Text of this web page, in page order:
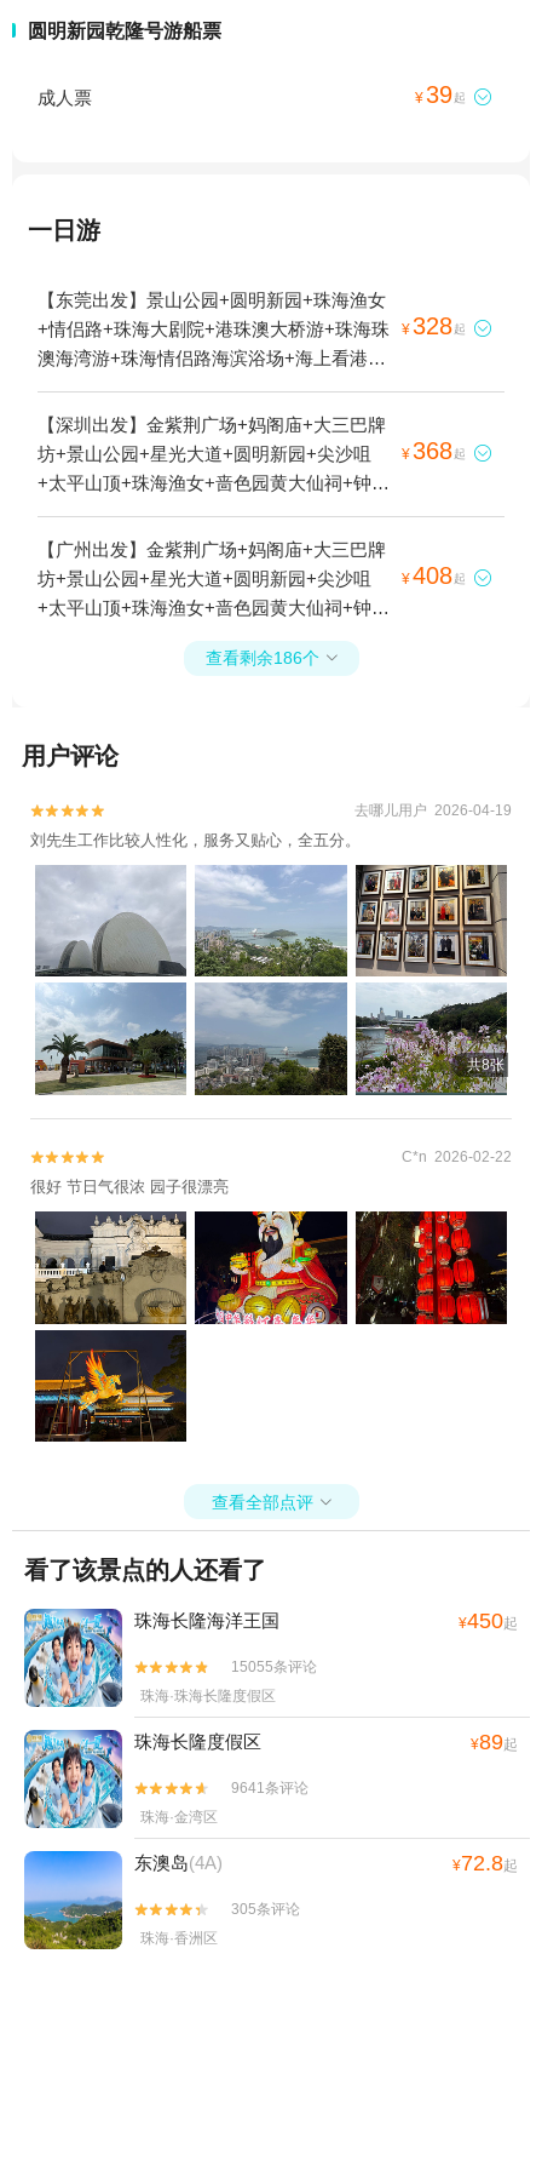
圆明新园乾隆号游船票
成人票 ¥39起 
一日游
【东莞出发】景山公园+圆明新园+珠海渔女
+情侣路+珠海大剧院+港珠澳大桥游+珠海珠
澳海湾游+珠海情侣路海滨浴场+海上看港珠
澳大桥1日游
¥328起 
【深圳出发】金紫荆广场+妈阁庙+大三巴牌
坊+景山公园+星光大道+圆明新园+尖沙咀
+太平山顶+珠海渔女+啬色园黄大仙祠+钟楼
+香港会议展览中心+澳门威尼斯人度假区
+天星小轮+澳门巴黎铁塔（澳门巴黎人）
+港珠澳大桥珠海公路口岸+西九文化区+澳
门回归贺礼陈列馆+励骏庞都广场+银河水幕
门葡京人+澳门渔人码头2日游
¥368起 
【广州出发】金紫荆广场+妈阁庙+大三巴牌
坊+景山公园+星光大道+圆明新园+尖沙咀
+太平山顶+珠海渔女+啬色园黄大仙祠+钟楼
+香港会议展览中心+澳门威尼斯人度假区
+天星小轮+澳门巴黎铁塔（澳门巴黎人）
钻石秀表演+香炉湾沙滩+日月贝歌剧院+澳
¥408起 
查看剩余186个 
用户评论

 去哪儿用户 2026-04-19
刘先生工作比较人性化，服务又贴心，全五分。
共8张

 C*n 2026-02-22
很好 节日气很浓 园子很漂亮
查看全部点评 
看了该景点的人还看了
珠海长隆海洋王国 ¥450起


15055条评论
珠海·珠海长隆度假区
珠海长隆度假区 ¥89起


9641条评论
珠海·金湾区
东澳岛(4A) ¥72.8起


305条评论
珠海·香洲区